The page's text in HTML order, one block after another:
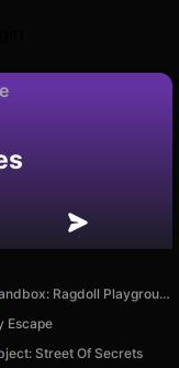
Sprunki Sandbox: Ragdoll Playground Mode
Escape
Street Of Secrets